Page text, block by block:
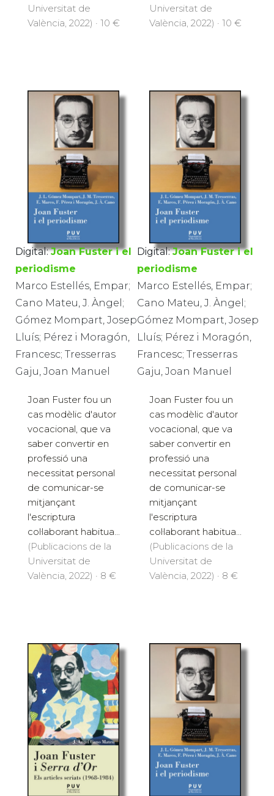
Universitat de
València, 2022) · 10 €
Universitat de
València, 2022) · 10 €
Digital: Joan Fuster i el
periodisme
Marco Estellés, Empar;
Cano Mateu, J. Àngel;
Gómez Mompart, Josep
Lluís; Pérez i Moragón,
Francesc; Tresserras
Gaju, Joan Manuel
Joan Fuster fou un
cas modèlic d'autor
vocacional, que va
saber convertir en
professió una
necessitat personal
de comunicar-se
mitjançant
l'escriptura
col·laborant habitua...
(Publicacions de la
Universitat de
València, 2022) · 8 €
Digital: Joan Fuster i el
periodisme
Marco Estellés, Empar;
Cano Mateu, J. Àngel;
Gómez Mompart, Josep
Lluís; Pérez i Moragón,
Francesc; Tresserras
Gaju, Joan Manuel
Joan Fuster fou un
cas modèlic d'autor
vocacional, que va
saber convertir en
professió una
necessitat personal
de comunicar-se
mitjançant
l'escriptura
col·laborant habitua...
(Publicacions de la
Universitat de
València, 2022) · 8 €